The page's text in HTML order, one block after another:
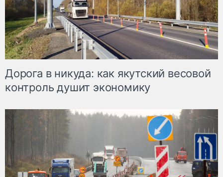
Дорога в никуда: как якутский весовой
контроль душит экономику